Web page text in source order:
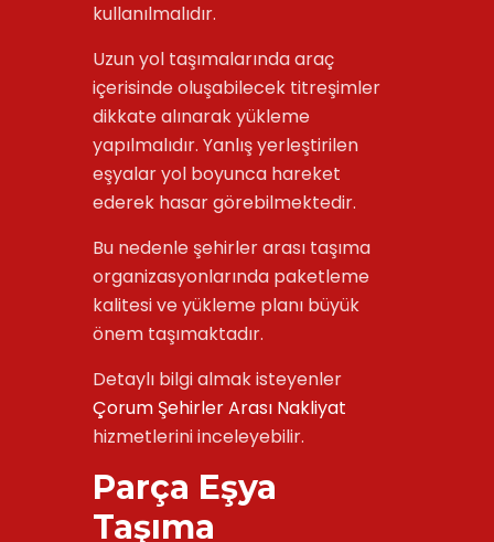
kullanılmalıdır.
Uzun yol taşımalarında araç
içerisinde oluşabilecek titreşimler
dikkate alınarak yükleme
yapılmalıdır. Yanlış yerleştirilen
eşyalar yol boyunca hareket
ederek hasar görebilmektedir.
Bu nedenle şehirler arası taşıma
organizasyonlarında paketleme
kalitesi ve yükleme planı büyük
önem taşımaktadır.
Detaylı bilgi almak isteyenler
Çorum Şehirler Arası Nakliyat
hizmetlerini inceleyebilir.
Parça Eşya
Taşıma